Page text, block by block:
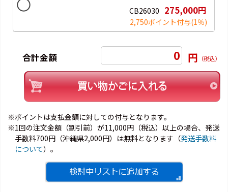
CB26030 275,000円
2,750ポイント付与(1％)
合計金額 0 円 （税込）
※ポイントは支払金額に対しての付与となります。
※1回の注文金額（割引前）が11,000円（税込）以上の場合、発送
手数料700円（沖縄県2,000円）は無料となります（発送手数料
について）。